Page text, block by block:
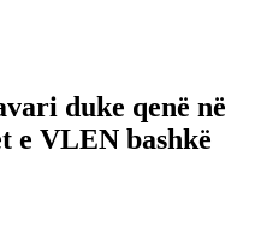
duke qenë në
e VLEN bashkë